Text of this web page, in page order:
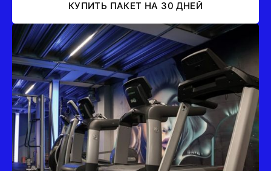
КУПИТЬ ПАКЕТ НА 30 ДНЕЙ